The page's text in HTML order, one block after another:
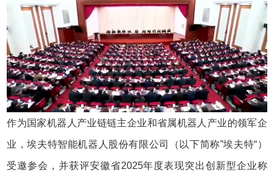
作为国家机器人产业链链主企业和省属机器人产业的领军企
业，埃夫特智能机器人股份有限公司（以下简称”埃夫特“）
受邀参会，并获评安徽省2025年度表现突出创新型企业称